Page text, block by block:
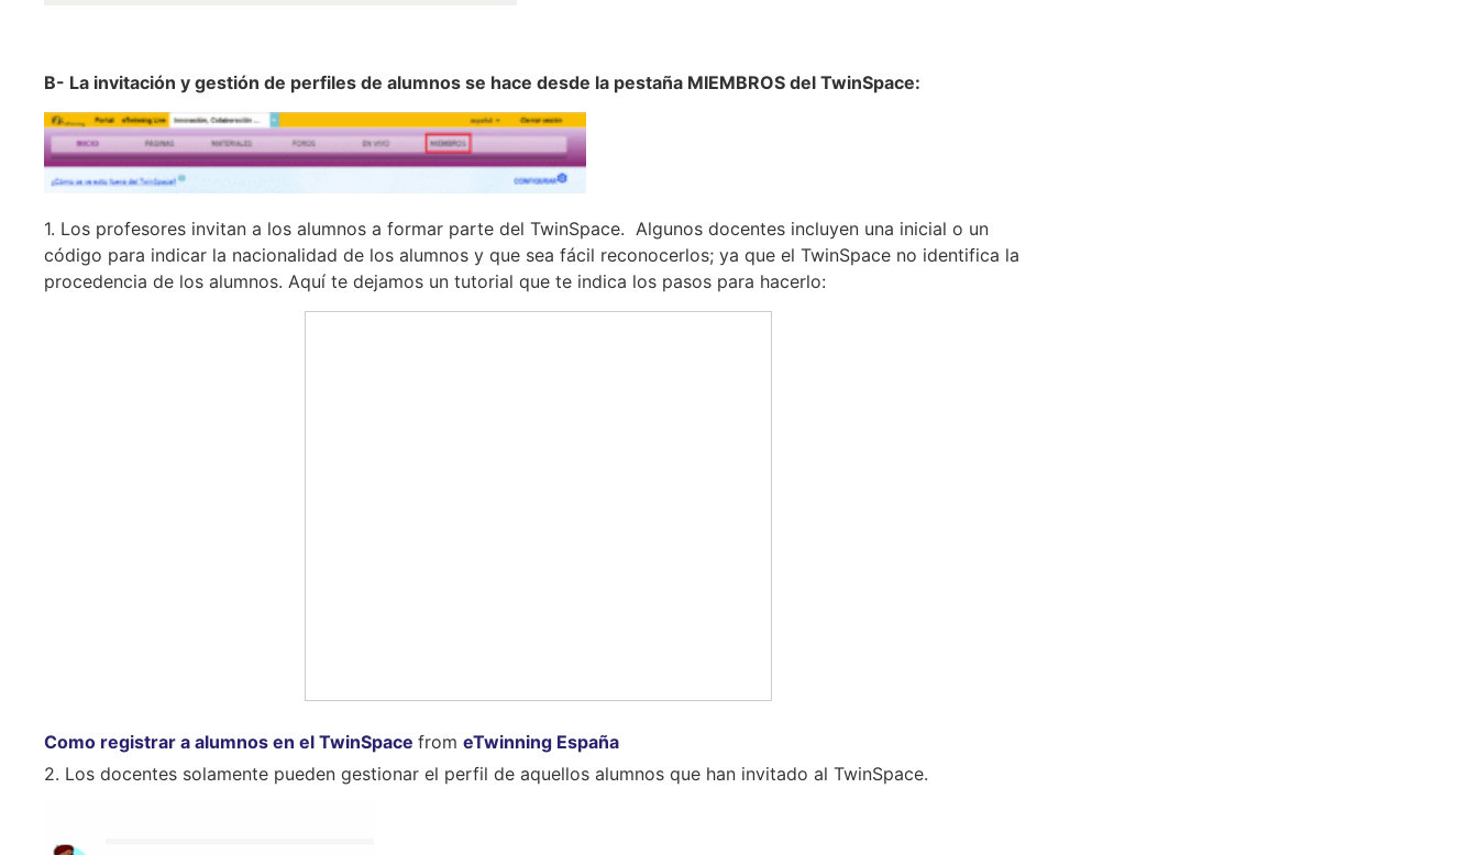
B- La invitación y gestión de perfiles de alumnos se hace desde la pestaña MIEMBROS del TwinSpace:
1. Los profesores invitan a los alumnos a formar parte del TwinSpace. Algunos docentes incluyen una inicial o un
código para indicar la nacionalidad de los alumnos y que sea fácil reconocerlos; ya que el TwinSpace no identifica la
procedencia de los alumnos. Aquí te dejamos un tutorial que te indica los pasos para hacerlo:
Como registrar a alumnos en el TwinSpace from eTwinning España
2. Los docentes solamente pueden gestionar el perfil de aquellos alumnos que han invitado al TwinSpace.